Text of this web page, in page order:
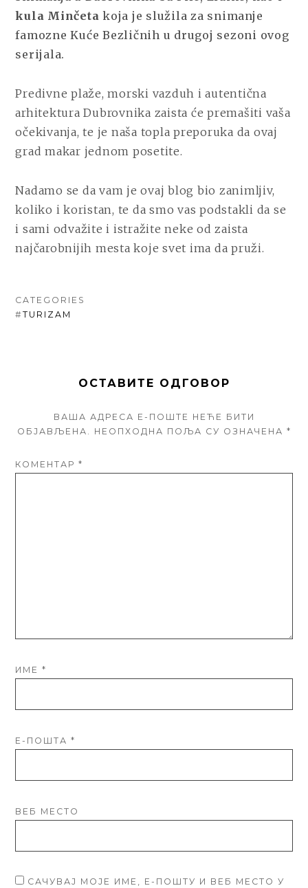
kula Minčeta koja je služila za snimanje
famozne Kuće Bezličnih u drugoj sezoni ovog
serijala.
Predivne plaže, morski vazduh i autentična
arhitektura Dubrovnika zaista će premašiti vaša
očekivanja, te je naša topla preporuka da ovaj
grad makar jednom posetite.
Nadamo se da vam je ovaj blog bio zanimljiv,
koliko i koristan, te da smo vas podstakli da se
i sami odvažite i istražite neke od zaista
najčarobnijih mesta koje svet ima da pruži.
CATEGORIES
#TURIZAM
ОСТАВИТЕ ОДГОВОР
ВАША АДРЕСА Е-ПОШТЕ НЕЋЕ БИТИ
ОБЈАВЉЕНА.
НЕОПХОДНА ПОЉА СУ ОЗНАЧЕНА *
КОМЕНТАР*
ИМЕ*
Е-ПОШТА*
ВЕБ МЕСТО
САЧУВАЈ МОЈЕ ИМЕ, Е-ПОШТУ И ВЕБ МЕСТО У